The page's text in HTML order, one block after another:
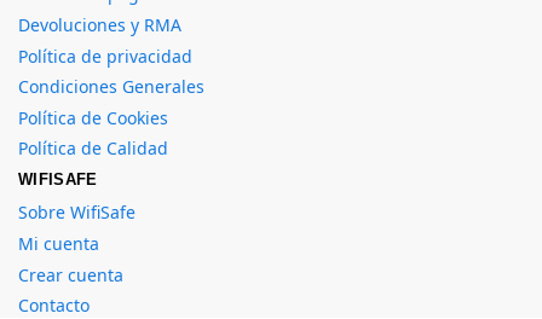
Devoluciones y RMA
Política de privacidad
Condiciones Generales
Política de Cookies
Política de Calidad
WIFISAFE
Sobre WifiSafe
Mi cuenta
Crear cuenta
Contacto